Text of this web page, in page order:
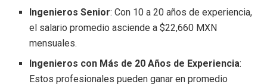
Ingenieros Senior: Con 10 a 20 años de experiencia,
el salario promedio asciende a $22,660 MXN
mensuales.
Ingenieros con Más de 20 Años de Experiencia:
Estos profesionales pueden ganar en promedio